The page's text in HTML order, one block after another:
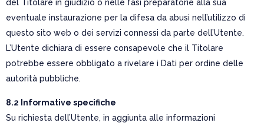
del Titolare in giudizio o nelle fasi preparatorie alla sua
eventuale instaurazione per la difesa da abusi nell’utilizzo di
questo sito web o dei servizi connessi da parte dell’Utente.
L’Utente dichiara di essere consapevole che il Titolare
potrebbe essere obbligato a rivelare i Dati per ordine delle
autorità pubbliche.
8.2 Informative specifiche
Su richiesta dell’Utente, in aggiunta alle informazioni